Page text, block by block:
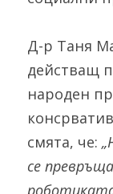
Д-р Таня
действащ
народен
смята, че:
се